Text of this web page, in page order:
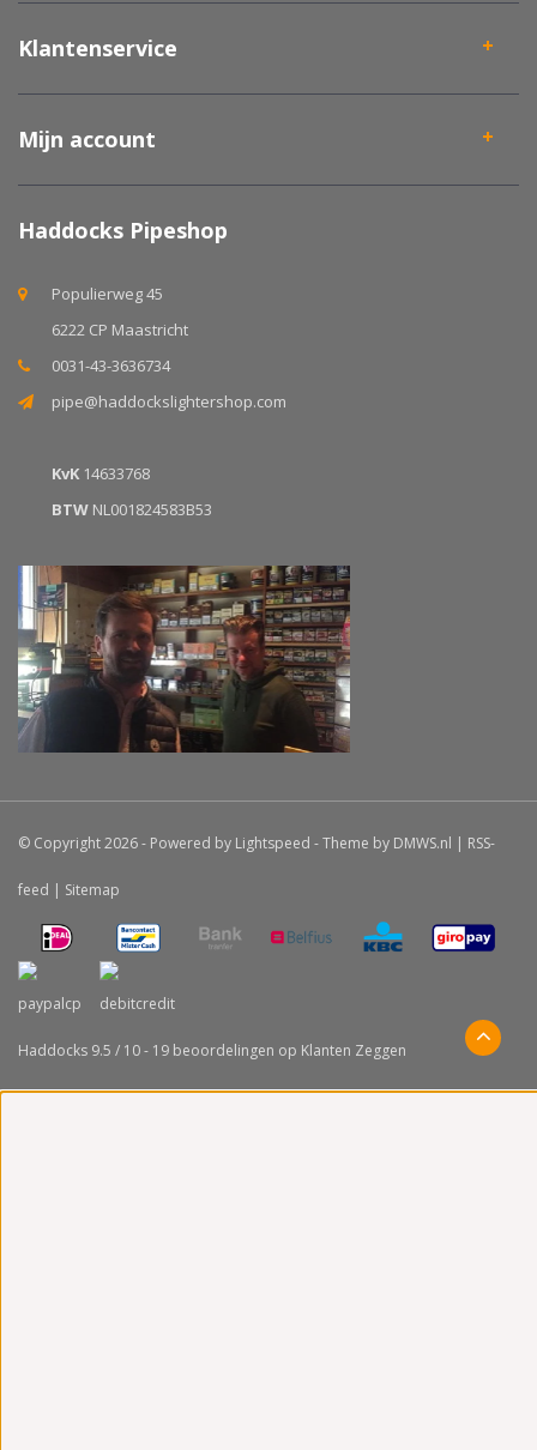
Klantenservice
Mijn account
Haddocks Pipeshop
Populierweg 45
6222 CP Maastricht
0031-43-3636734
pipe@haddockslightershop.com
KvK 14633768
BTW NL001824583B53
© Copyright 2026 - Powered by Lightspeed - Theme by DMWS.nl | RSS-
feed | Sitemap
Haddocks 9.5 / 10- 19 beoordelingen op Klanten Zeggen